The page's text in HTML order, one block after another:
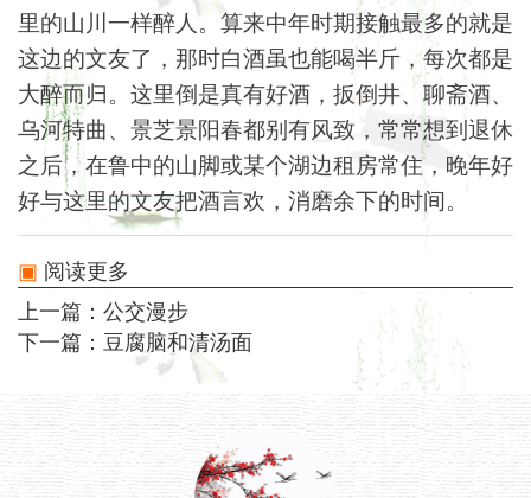
里的山川一样醉人。算来中年时期接触最多的就是
这边的文友了，那时白酒虽也能喝半斤，每次都是
大醉而归。这里倒是真有好酒，扳倒井、聊斋酒、
乌河特曲、景芝景阳春都别有风致，常常想到退休
之后，在鲁中的山脚或某个湖边租房常住，晚年好
好与这里的文友把酒言欢，消磨余下的时间。
阅读更多
上一篇： 公交漫步
下一篇： 豆腐脑和清汤面